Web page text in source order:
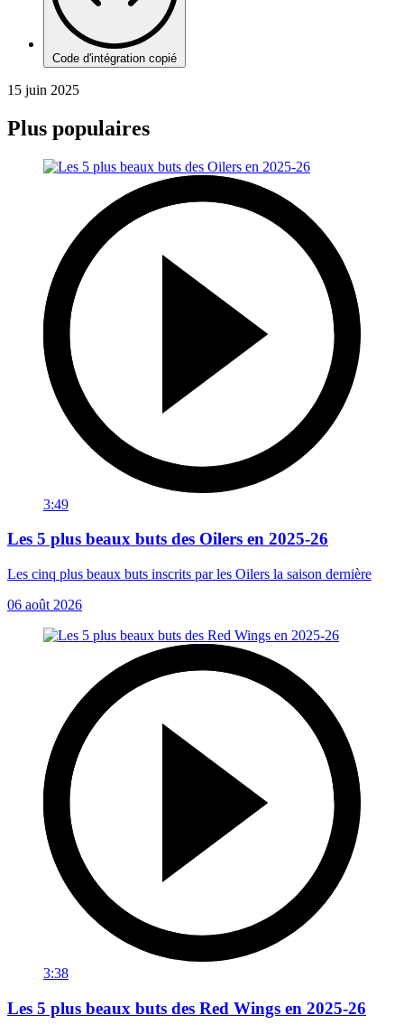
Code d'intégration copié
15 juin 2025
Plus populaires
3:49
Les 5 plus beaux buts des Oilers en 2025-26
Les cinq plus beaux buts inscrits par les Oilers la saison dernière
06 août 2026
3:38
Les 5 plus beaux buts des Red Wings en 2025-26